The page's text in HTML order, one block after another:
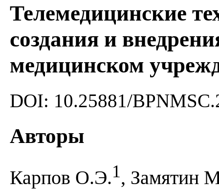
Телемедицинские
создания и
медицинском
DOI: 10.25881/
Авторы
Карпов О.Э.1, Замятин